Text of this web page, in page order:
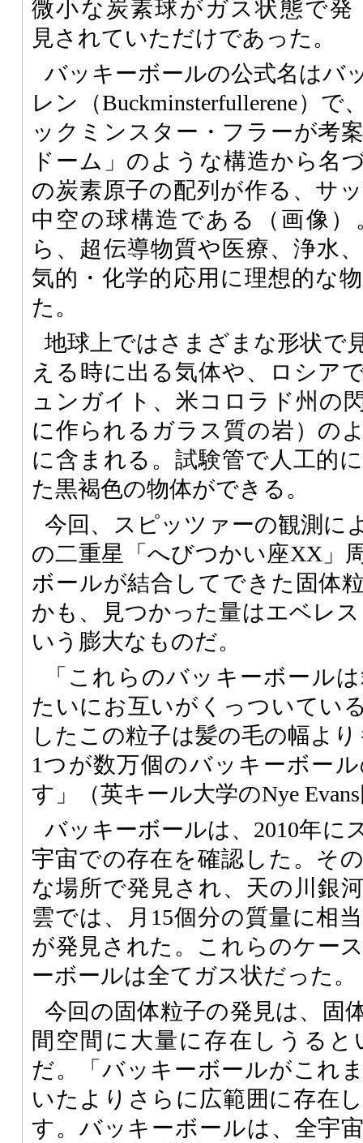
微小な炭素球がガス状態で発
見されていただけであった。
バッキーボールの公式名はバ
レン（Buckminsterfullerene）
ックミンスター・フラーが考
ドーム」のような構造から名
の炭素原子の配列が作る、サ
中空の球構造である（画像
ら、超伝導物質や医療、浄水
気的・化学的応用に理想的な
た。
地球上ではさまざまな形状で
える時に出る気体や、ロシア
ュンガイト、米コロラド州の
に作られるガラス質の岩）の
に含まれる。試験管で人工的
た黒褐色の物体ができる。
今回、スピッツァーの観測に
の二重星「へびつかい座XX」
ボールが結合してできた固体
かも、見つかった量はエベレ
いう膨大なものだ。
「これらのバッキーボール
たいにお互いがくっついてい
したこの粒子は髪の毛の幅よ
1つが数万個のバッキーボー
す」（英キール大学のNye
バッキーボールは、2010年に
宇宙での存在を確認した。そ
な場所で発見され、天の川銀
雲では、月15個分の質量に相
が発見された。これらのケー
ーボールは全てガス状だった。
今回の固体粒子の発見は、固
間空間に大量に存在しうる
だ。「バッキーボールがこれ
いたよりさらに広範囲に存在
す。バッキーボールは、全宇